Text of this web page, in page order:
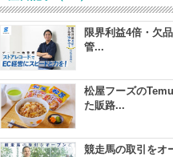
限界利益4倍・欠
管...
松屋フーズの
た販路...
競走馬の取引を